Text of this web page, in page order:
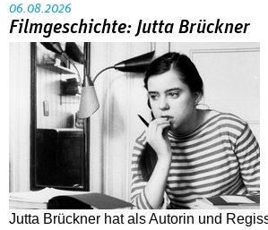
06.08.2026
Filmgeschichte: Jutta Brückner
Jutta Brückner hat als Autorin und